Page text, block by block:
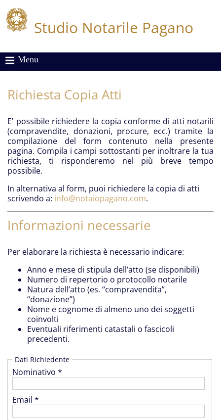
Studio Notarile Pagano
Menu
Richiesta Copia Atti
E' possibile richiedere la copia conforme di atti notarili
(compravendite, donazioni, procure, ecc.) tramite la
compilazione del form contenuto nella presente
pagina. Compila i campi sottostanti per inoltrare la tua
richiesta, ti risponderemo nel più breve tempo
possibile.
In alternativa al form, puoi richiedere la copia di atti
scrivendo a: info@notaiopagano.com.
Informazioni necessarie
Per elaborare la richiesta è necessario indicare:
Anno e mese di stipula dell’atto (se disponibili)
Numero di repertorio o protocollo notarile
Natura dell’atto (es. “compravendita”,
“donazione”)
Nome e cognome di almeno uno dei soggetti
coinvolti
Eventuali riferimenti catastali o fascicoli
precedenti.
Dati Richiedente
Nominativo *
Email *